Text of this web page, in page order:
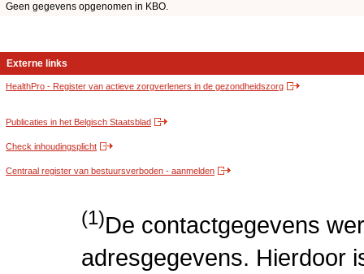
Geen gegevens opgenomen in KBO.
Externe links
HealthPro - Register van actieve zorgverleners in de gezondheidszorg
Publicaties in het Belgisch Staatsblad
Check inhoudingsplicht
Centraal register van bestuursverboden - aanmelden
(1)De contactgegevens
adresgegevens. Hierdoor